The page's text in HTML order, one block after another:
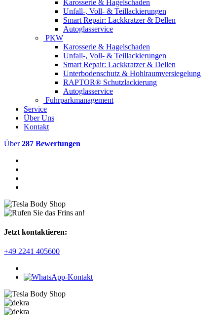
Karosserie & Hagelschaden
Unfall-, Voll- & Teillackierungen
Smart Repair: Lackkratzer & Dellen
Autoglasservice
PKW
Karosserie & Hagelschaden
Unfall-, Voll- & Teillackierungen
Smart Repair: Lackkratzer & Dellen
Unterbodenschutz & Hohlraumversiegelung
RAPTOR® Schutzlackierung
Autoglasservice
Fuhrparkmanagement
Service
Über Uns
Kontakt
Über287 Bewertungen
Jetzt kontaktieren:
+49 2241 405600